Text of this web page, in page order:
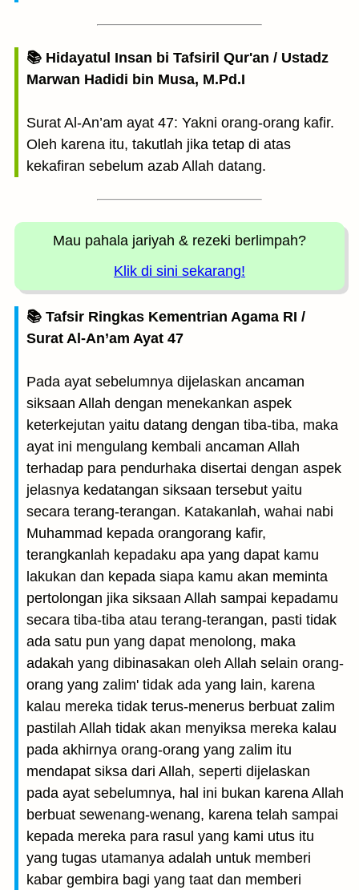
📚 Hidayatul Insan bi Tafsiril Qur'an / Ustadz
Marwan Hadidi bin Musa, M.Pd.I
Surat Al-An’am ayat 47: Yakni orang-orang kafir.
Oleh karena itu, takutlah jika tetap di atas
kekafiran sebelum azab Allah datang.
Mau pahala jariyah & rezeki berlimpah?
Klik di sini sekarang!
📚 Tafsir Ringkas Kementrian Agama RI /
Surat Al-An’am Ayat 47
Pada ayat sebelumnya dijelaskan ancaman
siksaan Allah dengan menekankan aspek
keterkejutan yaitu datang dengan tiba-tiba, maka
ayat ini mengulang kembali ancaman Allah
terhadap para pendurhaka disertai dengan aspek
jelasnya kedatangan siksaan tersebut yaitu
secara terang-terangan. Katakanlah, wahai nabi
Muhammad kepada orangorang kafir,
terangkanlah kepadaku apa yang dapat kamu
lakukan dan kepada siapa kamu akan meminta
pertolongan jika siksaan Allah sampai kepadamu
secara tiba-tiba atau terang-terangan, pasti tidak
ada satu pun yang dapat menolong, maka
adakah yang dibinasakan oleh Allah selain orang-
orang yang zalim' tidak ada yang lain, karena
kalau mereka tidak terus-menerus berbuat zalim
pastilah Allah tidak akan menyiksa mereka kalau
pada akhirnya orang-orang yang zalim itu
mendapat siksa dari Allah, seperti dijelaskan
pada ayat sebelumnya, hal ini bukan karena Allah
berbuat sewenang-wenang, karena telah sampai
kepada mereka para rasul yang kami utus itu
yang tugas utamanya adalah untuk memberi
kabar gembira bagi yang taat dan memberi